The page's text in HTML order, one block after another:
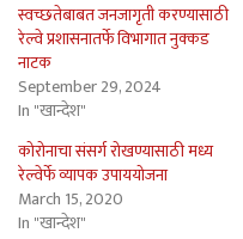
स्वच्छतेबाबत जनजागृती करण्यासाठी
रेल्वे प्रशासनातर्फे विभागात नुक्कड
नाटक
September 29, 2024
In "खान्देश"
कोरोनाचा संसर्ग रोखण्यासाठी मध्य
रेल्वेर्फे व्यापक उपाययोजना
March 15, 2020
In "खान्देश"